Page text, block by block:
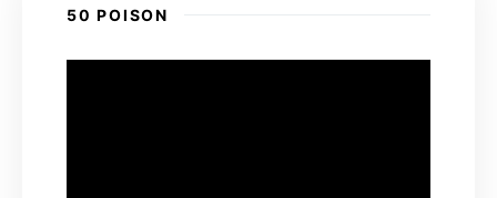
50 POISON